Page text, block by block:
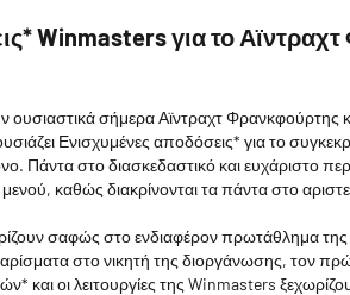
Winmasters για το
ουσιαστικά σήμερα Αϊντραχτ Φρανκφούρτης
Ενισχυμένες αποδόσεις* για το
Πάντα στο διασκεδαστικό και ευχάριστο
μενού, καθώς διακρίνονται τα πάντα στο
σαφώς στο ενδιαφέρον πρωτάθλημα της
στο νικητή της διοργάνωσης, τον
και οι λειτουργίες της Winmasters